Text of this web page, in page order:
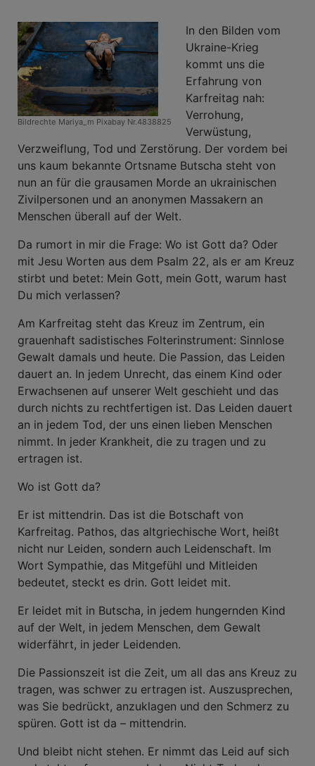
Bildrechte Mariya_m Pixabay Nr.4838825
In den Bilden vom
Ukraine-Krieg
kommt uns die
Erfahrung von
Karfreitag nah:
Verrohung,
Verwüstung,
Verzweiflung, Tod und Zerstörung. Der vordem bei
uns kaum bekannte Ortsname Butscha steht von
nun an für die grausamen Morde an ukrainischen
Zivilpersonen und an anonymen Massakern an
Menschen überall auf der Welt.
Da rumort in mir die Frage: Wo ist Gott da? Oder
mit Jesu Worten aus dem Psalm 22, als er am Kreuz
stirbt und betet: Mein Gott, mein Gott, warum hast
Du mich verlassen?
Am Karfreitag steht das Kreuz im Zentrum, ein
grauenhaft sadistisches Folterinstrument: Sinnlose
Gewalt damals und heute. Die Passion, das Leiden
dauert an. In jedem Unrecht, das einem Kind oder
Erwachsenen auf unserer Welt geschieht und das
durch nichts zu rechtfertigen ist. Das Leiden dauert
an in jedem Tod, der uns einen lieben Menschen
nimmt. In jeder Krankheit, die zu tragen und zu
ertragen ist.
Wo ist Gott da?
Er ist mittendrin. Das ist die Botschaft von
Karfreitag. Pathos, das altgriechische Wort, heißt
nicht nur Leiden, sondern auch Leidenschaft. Im
Wort Sympathie, das Mitgefühl und Mitleiden
bedeutet, steckt es drin. Gott leidet mit.
Er leidet mit in Butscha, in jedem hungernden Kind
auf der Welt, in jedem Menschen, dem Gewalt
widerfährt, in jeder Leidenden.
Die Passionszeit ist die Zeit, um all das ans Kreuz zu
tragen, was schwer zu ertragen ist. Auszusprechen,
was Sie bedrückt, anzuklagen und den Schmerz zu
spüren. Gott ist da – mittendrin.
Und bleibt nicht stehen. Er nimmt das Leid auf sich